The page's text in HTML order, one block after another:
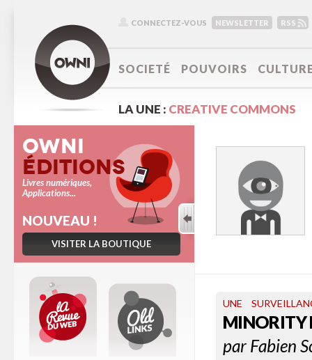
CONNECTEZ-VOUS NEWSLETTER RSS
SOCIETÉ POUVOIRS
LA UNE : CREATIVE COMMONS
UNE
MINORITY
par Fabien
Owni
Éditions
Livres numériques,
Applications...
NOUVEAU !
VISITER LA BOUTIQUE